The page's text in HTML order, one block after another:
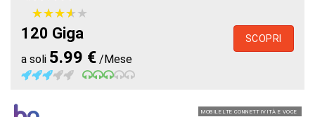
★★★★★
★★★★★
120 Giga
a soli 5.99 € /Mese
SCOPRI
MOBILE LTE CONNETTIVITÀ E VOCE